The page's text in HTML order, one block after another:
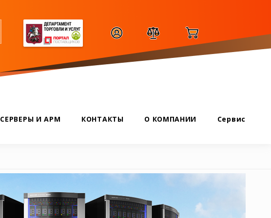
СЕРВЕРЫ И АРМ КОНТАКТЫ О КОМПАНИИ Сервис